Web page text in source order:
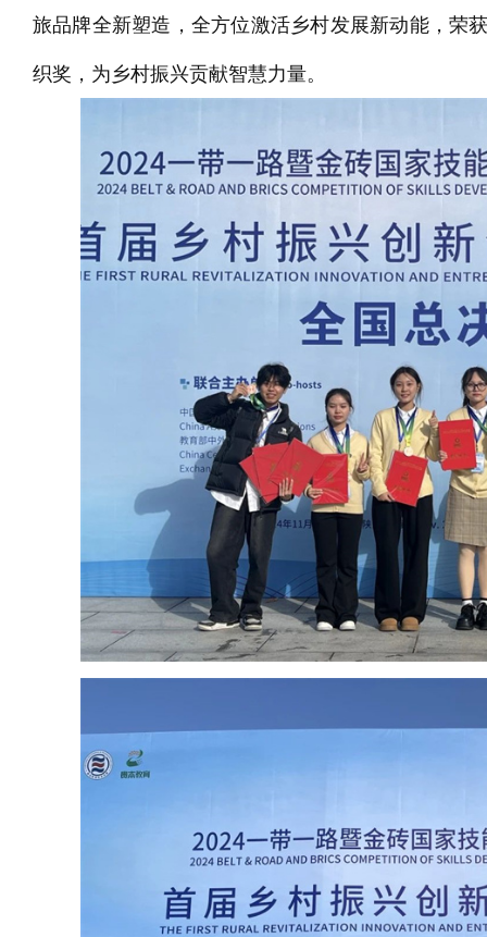
旅品牌全新塑造，全方位激活乡村发展新动能，荣
织奖，为乡村振兴贡献智慧力量。